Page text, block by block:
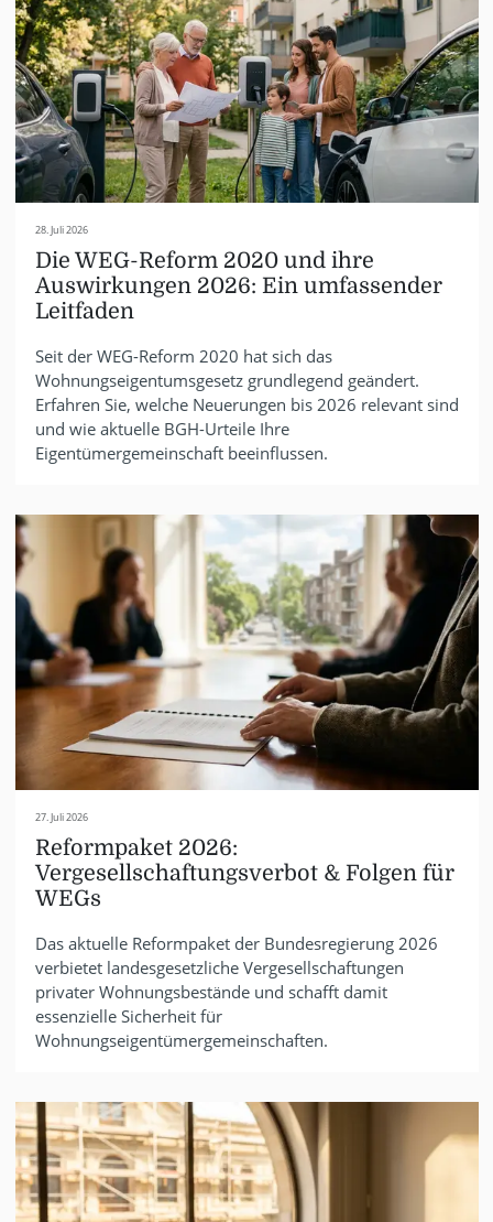
28. Juli 2026
Die WEG-Reform 2020 und ihre
Auswirkungen 2026: Ein umfassender
Leitfaden
Seit der WEG-Reform 2020 hat sich das
Wohnungseigentumsgesetz grundlegend geändert.
Erfahren Sie, welche Neuerungen bis 2026 relevant sind
und wie aktuelle BGH-Urteile Ihre
Eigentümergemeinschaft beeinflussen.
27. Juli 2026
Reformpaket 2026:
Vergesellschaftungsverbot & Folgen für
WEGs
Das aktuelle Reformpaket der Bundesregierung 2026
verbietet landesgesetzliche Vergesellschaftungen
privater Wohnungsbestände und schafft damit
essenzielle Sicherheit für
Wohnungseigentümergemeinschaften.